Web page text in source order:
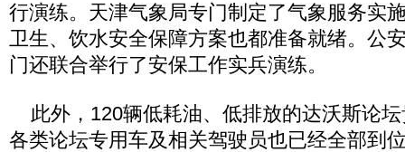
行演练。天津气象局专门制定了气象服务实
卫生、饮水安全保障方案也都准备就绪。公
门还联合举行了安保工作实兵演练。
此外，120辆低耗油、低排放的达沃斯论
各类论坛专用车及相关驾驶员也已经全部到